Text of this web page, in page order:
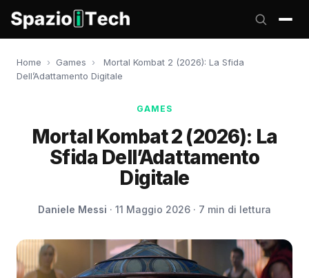
Home › Games ›
Mortal Kombat 2 (2026): La Sfida
Dell’Adattamento Digitale
GAMES
Mortal Kombat 2 (2026): La
Sfida Dell’Adattamento
Digitale
Daniele Messi · 11 Maggio 2026 · 7 min di lettura